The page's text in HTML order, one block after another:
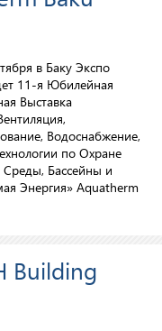
в Баку Экспо
11-я Юбилейная
Выставка
Водоснабжение,
по Охране
Бассейны и
Энергия» Aquatherm
Building